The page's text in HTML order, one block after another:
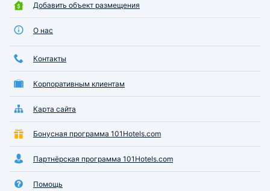
Добавить объект размещения
О нас
Контакты
Корпоративным клиентам
Карта сайта
Бонусная программа 101Hotels.com
Партнёрская программа 101Hotels.com
Помощь